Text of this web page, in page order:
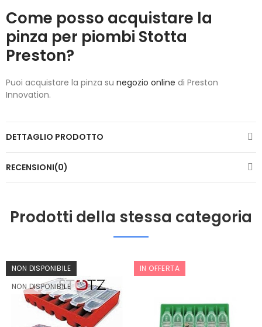
Come posso acquistare la
pinza per piombi Stotta
Preston?
Puoi acquistare la pinza su negozio online di Preston
Innovation.
DETTAGLIO PRODOTTO
RECENSIONI(0)
Prodotti della stessa categoria
NON DISPONIBILE
NON DISPONIBILE
IN OFFERTA